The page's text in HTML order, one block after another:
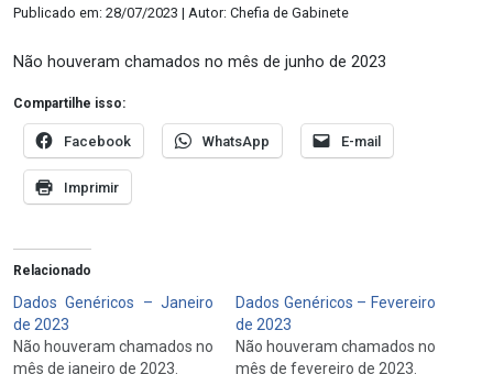
Publicado em: 28/07/2023 | Autor: Chefia de Gabinete
Não houveram chamados no mês de junho de 2023
Compartilhe isso:
Facebook WhatsApp E-mail
Imprimir
Relacionado
Dados Genéricos – Janeiro
de 2023
Não houveram chamados no
mês de janeiro de 2023.
Dados Genéricos – Fevereiro
de 2023
Não houveram chamados no
mês de fevereiro de 2023.